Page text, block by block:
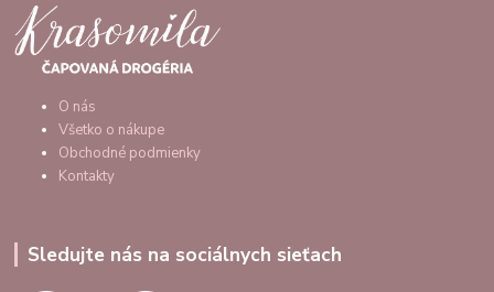
O nás
Všetko o nákupe
Obchodné podmienky
Kontakty
Sledujte nás na sociálnych sieťach